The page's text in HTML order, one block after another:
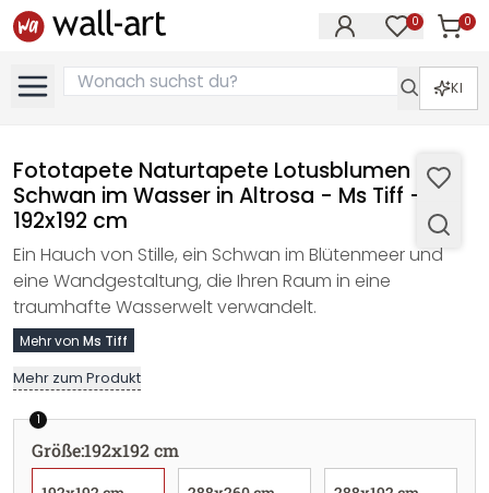
0 0
KI
Fototapete Naturtapete Lotusblumen mit
Schwan im Wasser in Altrosa - Ms Tiff -
192x192 cm
Ein Hauch von Stille, ein Schwan im Blütenmeer und
eine Wandgestaltung, die Ihren Raum in eine
traumhafte Wasserwelt verwandelt.
Mehr von Ms Tiff
Mehr zum Produkt
1
Größe:192x192 cm